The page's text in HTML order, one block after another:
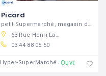
Picard
63 Rue Henri Laroche, 60800 Crépy-en-Valois, France
03 44 88 05 50
Hyper-SuperMarché Ouvert